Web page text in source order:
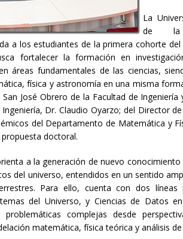
La
de la
a los estudiantes de la primera cohorte
fortalecer la formación en
áreas fundamentales de las ciencias,
física y astronomía en una misma
José Obrero de la Facultad de
Dr. Claudio Oyarzo; del Director
del Departamento de Matemática y
doctoral.
a la generación de nuevo
del universo, entendidos en un sentido
Para ello, cuenta con dos líneas
del Universo, y Ciencias de Datos
complejas desde
matemática, física teórica y análisis